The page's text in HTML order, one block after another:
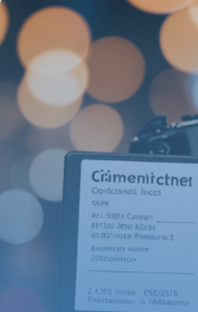
3 août 2026